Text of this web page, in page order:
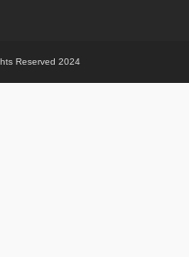
Reserved 2024